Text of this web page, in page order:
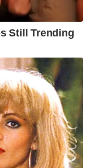
Still Trending